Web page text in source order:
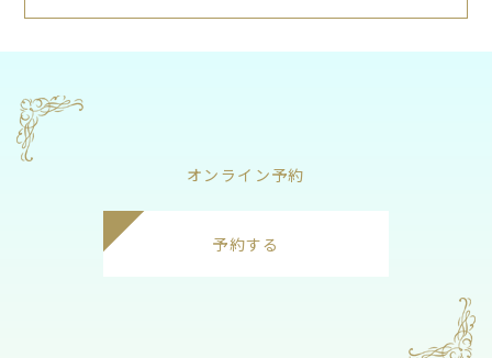
オンライン予約
予約する